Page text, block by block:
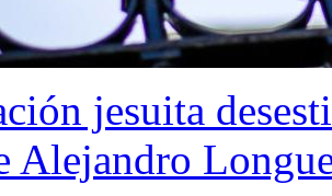
jesuita
Alejandro